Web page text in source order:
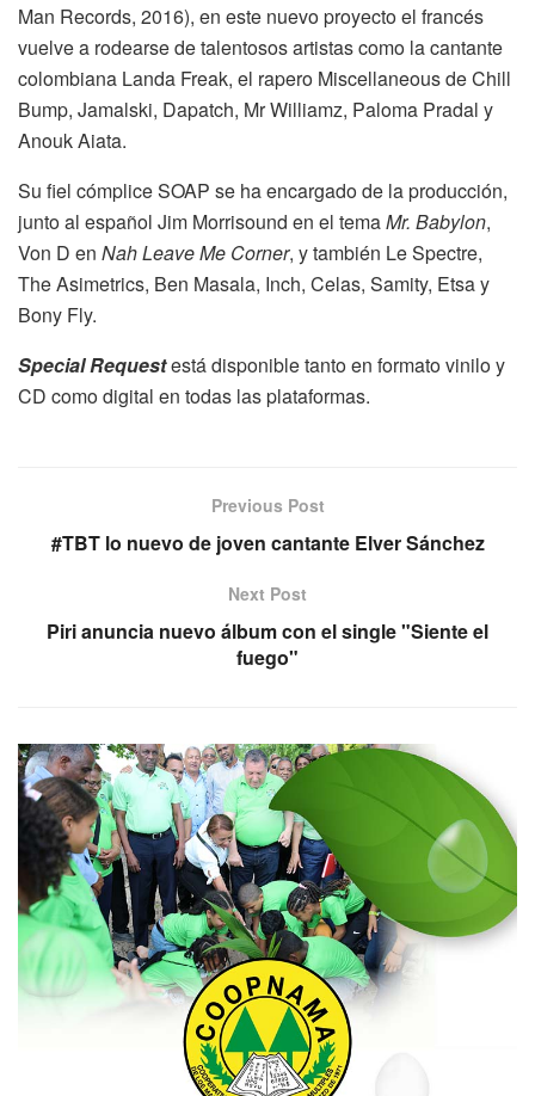
Man Records, 2016), en este nuevo proyecto el francés
vuelve a rodearse de talentosos artistas como la cantante
colombiana Landa Freak, el rapero Miscellaneous de Chill
Bump, Jamalski, Dapatch, Mr Williamz, Paloma Pradal y
Anouk Aiata.
Su fiel cómplice SOAP se ha encargado de la producción,
junto al español Jim Morrisound en el temaMr. Babylon,
Von D en Nah Leave Me Corner, y también Le Spectre,
The Asimetrics, Ben Masala, Inch, Celas, Samity, Etsa y
Bony Fly.
Special Requestestá disponible tanto en formato vinilo y
CD como digital en todas las plataformas.
Previous Post
#TBT lo nuevo de joven cantante Elver Sánchez
Next Post
Piri anuncia nuevo álbum con el single "Siente el
fuego"